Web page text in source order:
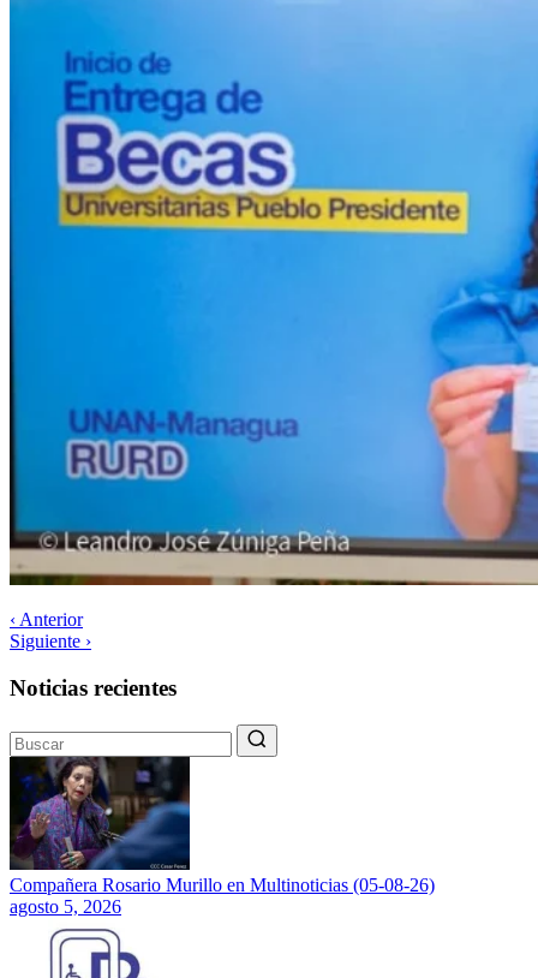
‹ Anterior
Siguiente ›
Noticias recientes
Compañera Rosario Murillo en Multinoticias (05-08-26)
agosto 5, 2026